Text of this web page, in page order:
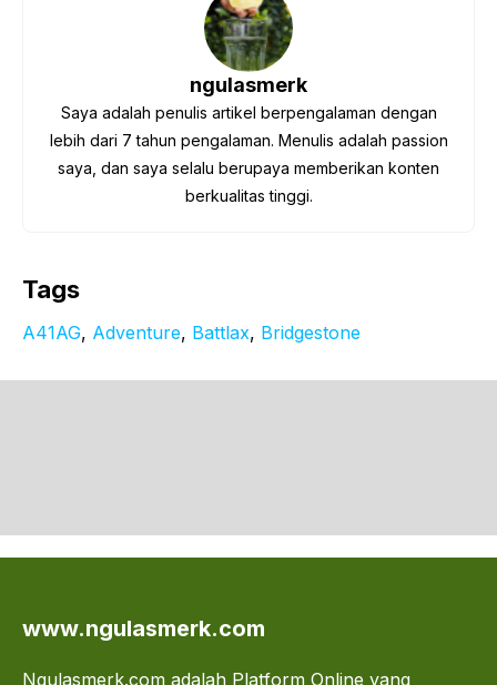
ngulasmerk
Saya adalah penulis artikel berpengalaman dengan
lebih dari 7 tahun pengalaman. Menulis adalah passion
saya, dan saya selalu berupaya memberikan konten
berkualitas tinggi.
Tags
A41AG, Adventure, Battlax, Bridgestone
www.ngulasmerk.com
Ngulasmerk.com adalah Platform Online yang